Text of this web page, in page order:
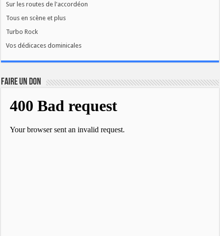
Sur les routes de l'accordéon
Tous en scène et plus
Turbo Rock
Vos dédicaces dominicales
FAIRE UN DON